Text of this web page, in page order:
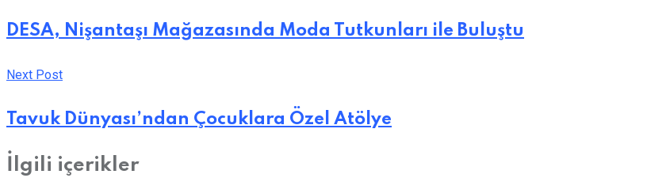
DESA, Nişantaşı Mağazasında Moda Tutkunları ile Buluştu
Next Post
Tavuk Dünyası’ndan Çocuklara Özel Atölye
İlgili içerikler